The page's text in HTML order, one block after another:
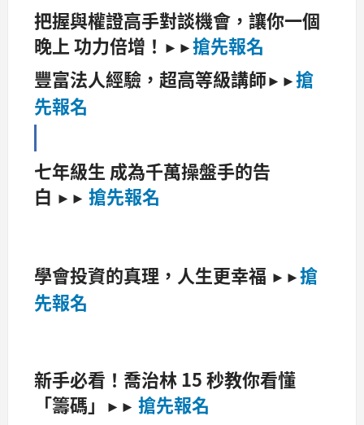
把握與權證高手對談機會，讓你一個
晚上 功力倍增！ ►►搶先報名
豐富法人經驗，超高等級講師►►搶
先報名
七年級生 成為千萬操盤手的告
白 ►► 搶先報名
學會投資的真理，人生更幸福 ►►搶
先報名
新手必看！喬治林 15 秒教你看懂
「籌碼」
►► 搶先報名